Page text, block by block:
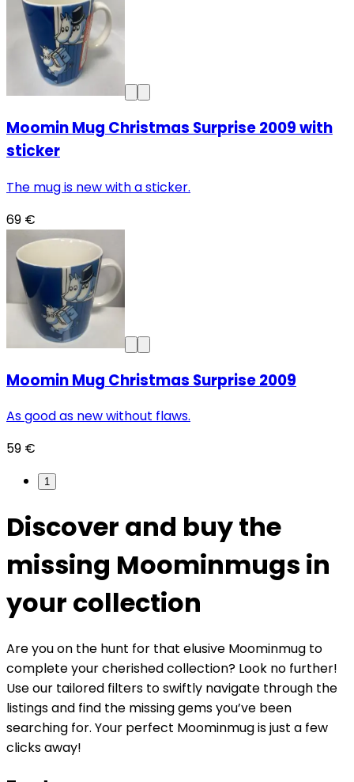
Moomin Mug Christmas Surprise 2009 with
sticker
The mug is new with a sticker.
69 €
Moomin Mug Christmas Surprise 2009
As good as new without flaws.
59 €
1
Discover and buy the
missing Moominmugs in
your collection
Are you on the hunt for that elusive Moominmug to
complete your cherished collection? Look no further!
Use our tailored filters to swiftly navigate through the
listings and find the missing gems you’ve been
searching for. Your perfect Moominmug is just a few
clicks away!